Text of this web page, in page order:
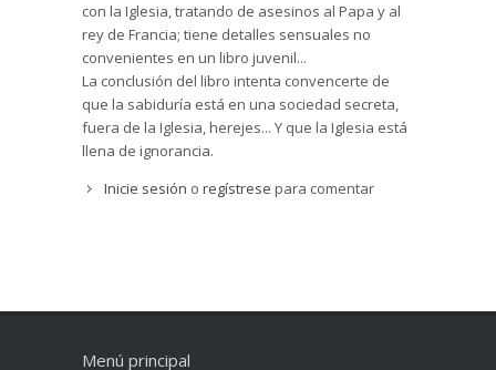
con la Iglesia, tratando de asesinos al Papa y al
rey de Francia; tiene detalles sensuales no
convenientes en un libro juvenil...
La conclusión del libro intenta convencerte de
que la sabiduría está en una sociedad secreta,
fuera de la Iglesia, herejes... Y que la Iglesia está
llena de ignorancia.
Inicie sesión o regístrese para comentar
Menú principal